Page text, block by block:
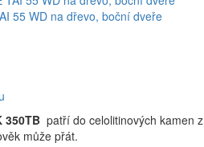
55 WD na dřevo, boční dveře
350TB patří do celolitinových kamen
může přát.